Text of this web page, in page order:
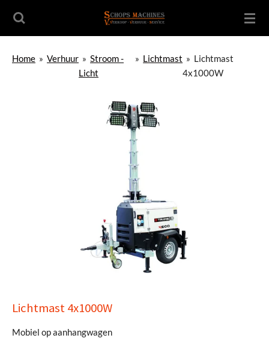
Ga
direct
deHome » Verhuur » Stroom -
Licht
» Lichtmast » Lichtmast
4x1000W
Lichtmast 4x1000W
Mobiel op aanhangwagen